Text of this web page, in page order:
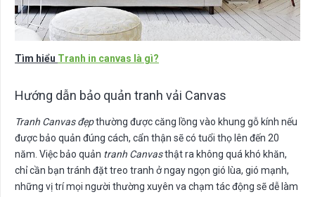
Tìm hiểu Tranh in canvas là gì?
Hướng dẫn bảo quản tranh vải Canvas
Tranh Canvas đẹpthường được căng lồng vào khung gỗ kính nếu
được bảo quản đúng cách, cẩn thận sẽ có tuổi thọ lên đến 20
năm. Việc bảo quản tranh Canvasthật ra không quá khó khăn,
chỉ cần bạn tránh đặt treo tranh ở ngay ngọn gió lùa, gió mạnh,
những vị trí mọi người thường xuyên va chạm tác động sẽ dễ làm